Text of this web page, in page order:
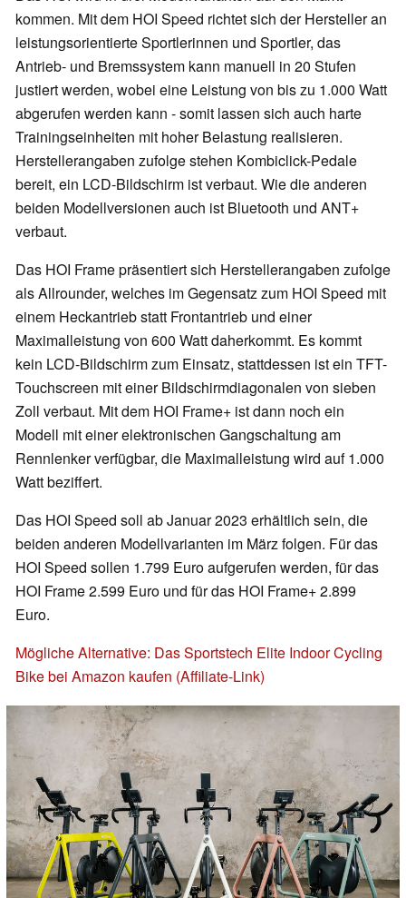
kommen. Mit dem HOI Speed richtet sich der Hersteller an
leistungsorientierte Sportlerinnen und Sportler, das
Antrieb- und Bremssystem kann manuell in 20 Stufen
justiert werden, wobei eine Leistung von bis zu 1.000 Watt
abgerufen werden kann - somit lassen sich auch harte
Trainingseinheiten mit hoher Belastung realisieren.
Herstellerangaben zufolge stehen Kombiclick-Pedale
bereit, ein LCD-Bildschirm ist verbaut. Wie die anderen
beiden Modellversionen auch ist Bluetooth und ANT+
verbaut.
Das HOI Frame präsentiert sich Herstellerangaben zufolge
als Allrounder, welches im Gegensatz zum HOI Speed mit
einem Heckantrieb statt Frontantrieb und einer
Maximalleistung von 600 Watt daherkommt. Es kommt
kein LCD-Bildschirm zum Einsatz, stattdessen ist ein TFT-
Touchscreen mit einer Bildschirmdiagonalen von sieben
Zoll verbaut. Mit dem HOI Frame+ ist dann noch ein
Modell mit einer elektronischen Gangschaltung am
Rennlenker verfügbar, die Maximalleistung wird auf 1.000
Watt beziffert.
Das HOI Speed soll ab Januar 2023 erhältlich sein, die
beiden anderen Modellvarianten im März folgen. Für das
HOI Speed sollen 1.799 Euro aufgerufen werden, für das
HOI Frame 2.599 Euro und für das HOI Frame+ 2.899
Euro.
Mögliche Alternative: Das Sportstech Elite Indoor Cycling
Bike bei Amazon kaufen (Affiliate-Link)